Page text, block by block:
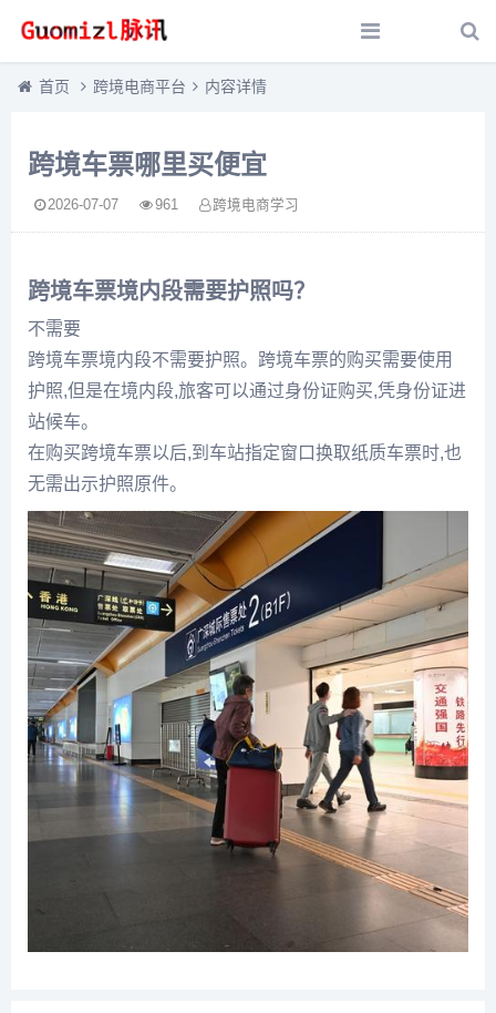
首页 跨境电商平台 内容详情
跨境车票哪里买便宜
2026-07-07 961 跨境电商学习
跨境车票境内段需要护照吗？
不需要
跨境车票境内段不需要护照。跨境车票的购买需要使用
护照,但是在境内段,旅客可以通过身份证购买,凭身份证进
站候车。
在购买跨境车票以后,到车站指定窗口换取纸质车票时,也
无需出示护照原件。